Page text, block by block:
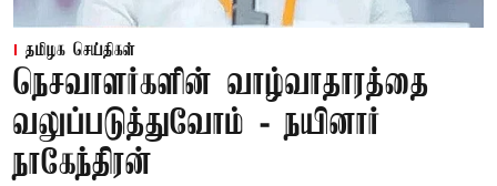
தமிழக செய்திகள்
நெசவாளர்களின் வாழ்வாதாரத்தை
வலுப்படுத்துவோம் - நயினார்
நாகேந்திரன்